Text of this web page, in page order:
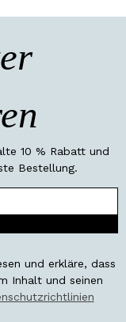
10 % Rabatt und
Bestellung.
und erkläre, dass
Inhalt und seinen